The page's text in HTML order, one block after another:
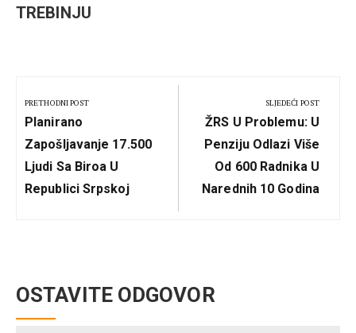
TREBINJU
članka
PRETHODNI POST
Previous
Post:
Planirano
Zapošljavanje 17.500
Ljudi Sa Biroa U
Republici Srpskoj
SLJEDEĆI POST
Next
Post:
ŽRS U Problemu: U
Penziju Odlazi Više
Od 600 Radnika U
Narednih 10 Godina
OSTAVITE ODGOVOR